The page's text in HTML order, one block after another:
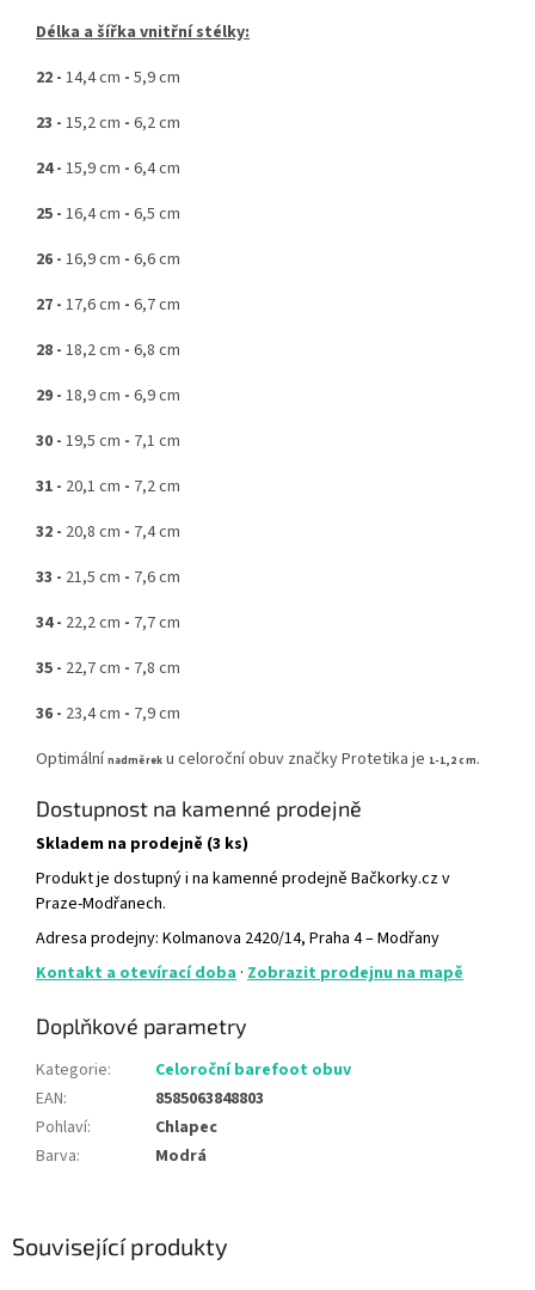
Související produkty
Délka a šířka vnitřní stélky:
22 - 14,4 cm - 5,9 cm
23 - 15,2 cm - 6,2 cm
24 - 15,9 cm - 6,4 cm
25 - 16,4 cm - 6,5 cm
26 - 16,9 cm - 6,6 cm
27 - 17,6 cm - 6,7 cm
28 - 18,2 cm - 6,8 cm
29 - 18,9 cm - 6,9 cm
30 - 19,5 cm - 7,1 cm
31 - 20,1 cm - 7,2 cm
32 - 20,8 cm - 7,4 cm
33 - 21,5 cm - 7,6 cm
34 - 22,2 cm - 7,7 cm
35 - 22,7 cm - 7,8 cm
36 - 23,4 cm - 7,9 cm
Optimálnínadměreku celoroční obuv značky Protetika je 1-1,2 cm.
Dostupnost na kamenné prodejně
Skladem na prodejně (3 ks)
Produkt je dostupný i na kamenné prodejně Bačkorky.cz v
Praze-Modřanech.
Adresa prodejny: Kolmanova 2420/14, Praha 4 – Modřany
Kontakt a otevírací doba · Zobrazit prodejnu na mapě
Doplňkové parametry
Kategorie:
Celoroční barefoot obuv
EAN:
8585063848803
Pohlaví:
Chlapec
Barva: Modrá